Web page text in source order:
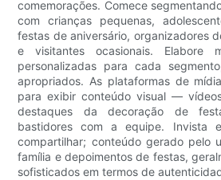
comemorações. Comece
com crianças pequenas,
festas de aniversário, organizadores
e visitantes ocasionais. Elabore
personalizadas para cada
apropriados. As plataformas de
para exibir conteúdo visual —
destaques da decoração de
bastidores com a equipe. Invista
compartilhar; conteúdo gerado pelo
família e depoimentos de festas,
sofisticados em termos de